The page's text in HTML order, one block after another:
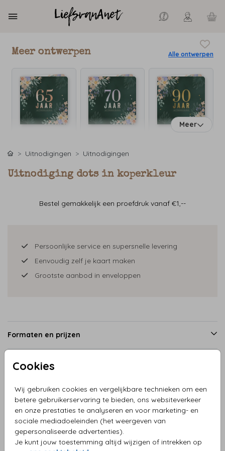
Cookies
Wij gebruiken cookies en vergelijkbare technieken om een
betere gebruikerservaring te bieden, ons websiteverkeer
en onze prestaties te analyseren en voor marketing- en
sociale mediadoeleinden (het weergeven van
gepersonaliseerde advertenties).
Je kunt jouw toestemming altijd wijzigen of intrekken op
Meer ontwerpen Alle ontwerpen
Meer
Uitnodigingen Uitnodigingen
Uitnodiging dots in koperkleur
Bestel gemakkelijk een proefdruk vanaf €1,--
Persoonlijke service en supersnelle levering
Eenvoudig zelf je kaart maken
Grootste aanbod in enveloppen
Formaten en prijzen
Omschrijving
Uitnodiging dots in koperkleur